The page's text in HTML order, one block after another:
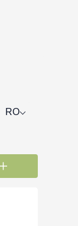
RO⌵